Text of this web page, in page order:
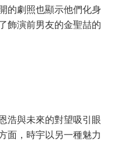
的劇照也顯示他們化身
飾演前男友的金聖喆的
浩與未來的對望吸引眼
面，時宇以另一種魅力